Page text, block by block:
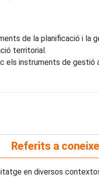
de la planificació i la
territorial.
els instruments de gestió
Referits a
en diversos